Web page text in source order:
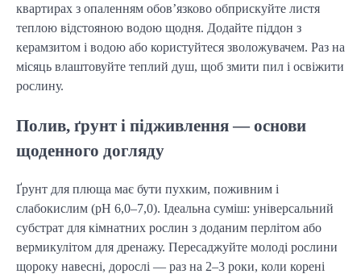
квартирах з опаленням обов’язково обприскуйте листя
теплою відстояною водою щодня. Додайте піддон з
керамзитом і водою або користуйтеся зволожувачем. Раз на
місяць влаштовуйте теплий душ, щоб змити пил і освіжити
рослину.
Полив, ґрунт і підживлення — основи
щоденного догляду
Ґрунт для плюща має бути пухким, поживним і
слабокислим (pH 6,0–7,0). Ідеальна суміш: універсальний
субстрат для кімнатних рослин з доданим перлітом або
вермикулітом для дренажу. Пересаджуйте молоді рослини
щороку навесні, дорослі — раз на 2–3 роки, коли корені